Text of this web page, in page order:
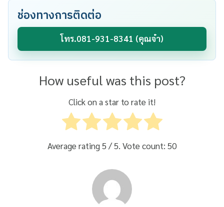
ช่องทางการติดต่อ
โทร.081-931-8341 (คุณจ๋า)
How useful was this post?
Click on a star to rate it!
Average rating5 / 5. Vote count: 50